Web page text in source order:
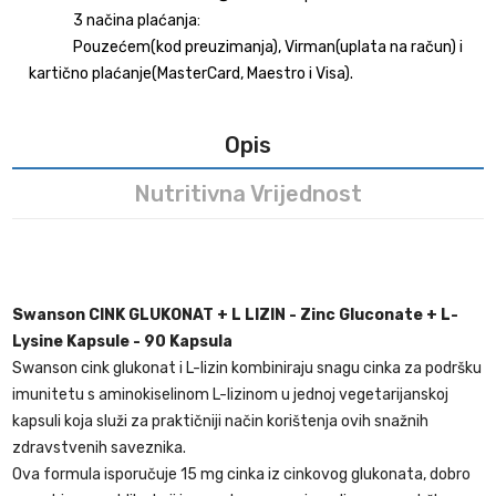
3 načina plaćanja:
Pouzećem(kod preuzimanja), Virman(uplata na račun) i
kartično plaćanje(MasterCard, Maestro i Visa).
Opis
Nutritivna Vrijednost
Swanson CINK GLUKONAT + L LIZIN - Zinc Gluconate + L-
Lysine Kapsule - 90 Kapsula
Swanson cink glukonat i L-lizin kombiniraju snagu cinka za podršku
imunitetu s aminokiselinom L-lizinom u jednoj vegetarijanskoj
kapsuli koja služi za praktičniji način korištenja ovih snažnih
zdravstvenih saveznika.
Ova formula isporučuje 15 mg cinka iz cinkovog glukonata, dobro